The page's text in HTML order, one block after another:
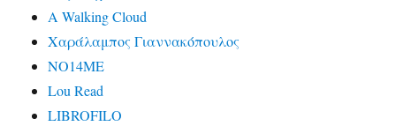
A Walking Cloud
Χαράλαμπος Γιαννακόπουλος
ΝΟ14ΜΕ
Lou Read
LIBROFILO